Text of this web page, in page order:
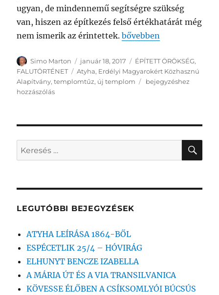
ugyan, de mindennemű segítségre szükség
van, hiszen az építkezés felső értékhatárát még
nem ismerik az érintettek.bővebben
Szerző
Simo Marton Közzétéve
január 18, 2017 Kategória
ÉPÍTETT ÖRÖKSÉG,
FALUTÖRTÉNET
Címke
Atyha, Erdélyi Magyarokért Közhasznú
Alapítvány,templomtűz, új templom
Az
a
bejegyzéshez
hozzászólás
Keresés
a
kifejezésre:
LEGUTÓBBI BEJEGYZÉSEK
ATYHA LEÍRÁSA 1864-BŐL
ESPÉCETLIK 25/4 – HÓVIRÁG
ELHUNYT BENCZE IZABELLA
A MÁRIA ÚT ÉS A VIA TRANSILVANICA
KÖVESSE ÉLŐBEN A CSÍKSOMLYÓI BÚCSÚS